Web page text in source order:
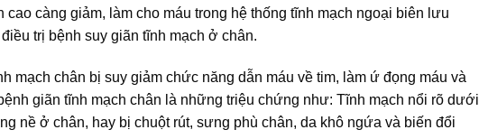
càng giảm, làm cho máu trong hệ thống tĩnh mạch ngoại biên lưu
trị bệnh suy giãn tĩnh mạch ở chân.
mạch chân bị suy giảm chức năng dẫn máu về tim, làm ứ đọng máu và
giãn tĩnh mạch chân là những triệu chứng như: Tĩnh mạch nổi rõ dưới
nề ở chân, hay bị chuột rút, sưng phù chân, da khô ngứa và biến đổi